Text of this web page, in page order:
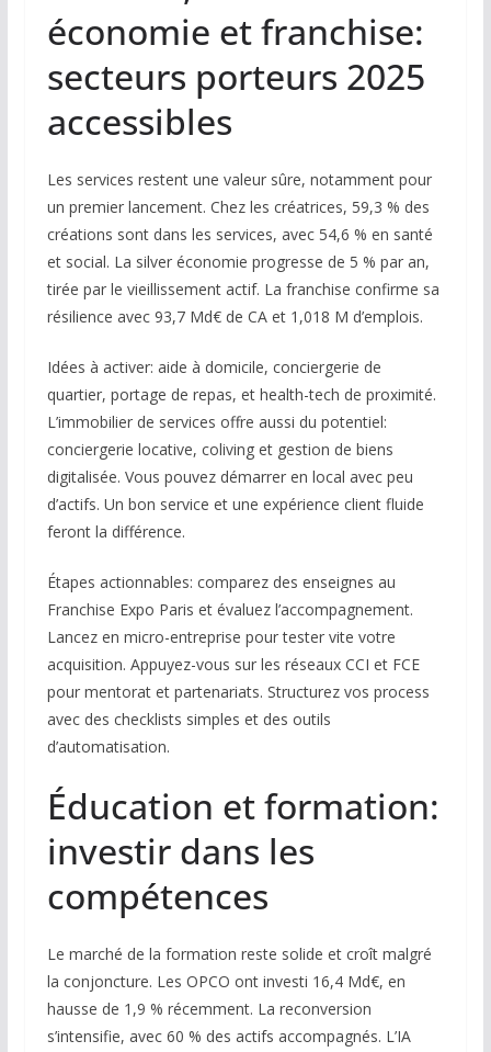
économie et franchise:
secteurs porteurs 2025
accessibles
Les services restent une valeur sûre, notamment pour
un premier lancement. Chez les créatrices, 59,3 % des
créations sont dans les services, avec 54,6 % en santé
et social. La silver économie progresse de 5 % par an,
tirée par le vieillissement actif. La franchise confirme sa
résilience avec 93,7 Md€ de CA et 1,018 M d’emplois.
Idées à activer: aide à domicile, conciergerie de
quartier, portage de repas, et health-tech de proximité.
L’immobilier de services offre aussi du potentiel:
conciergerie locative, coliving et gestion de biens
digitalisée. Vous pouvez démarrer en local avec peu
d’actifs. Un bon service et une expérience client fluide
feront la différence.
Étapes actionnables: comparez des enseignes au
Franchise Expo Paris et évaluez l’accompagnement.
Lancez en micro-entreprise pour tester vite votre
acquisition. Appuyez-vous sur les réseaux CCI et FCE
pour mentorat et partenariats. Structurez vos process
avec des checklists simples et des outils
d’automatisation.
Éducation et formation:
investir dans les
compétences
Le marché de la formation reste solide et croît malgré
la conjoncture. Les OPCO ont investi 16,4 Md€, en
hausse de 1,9 % récemment. La reconversion
s’intensifie, avec 60 % des actifs accompagnés. L’IA